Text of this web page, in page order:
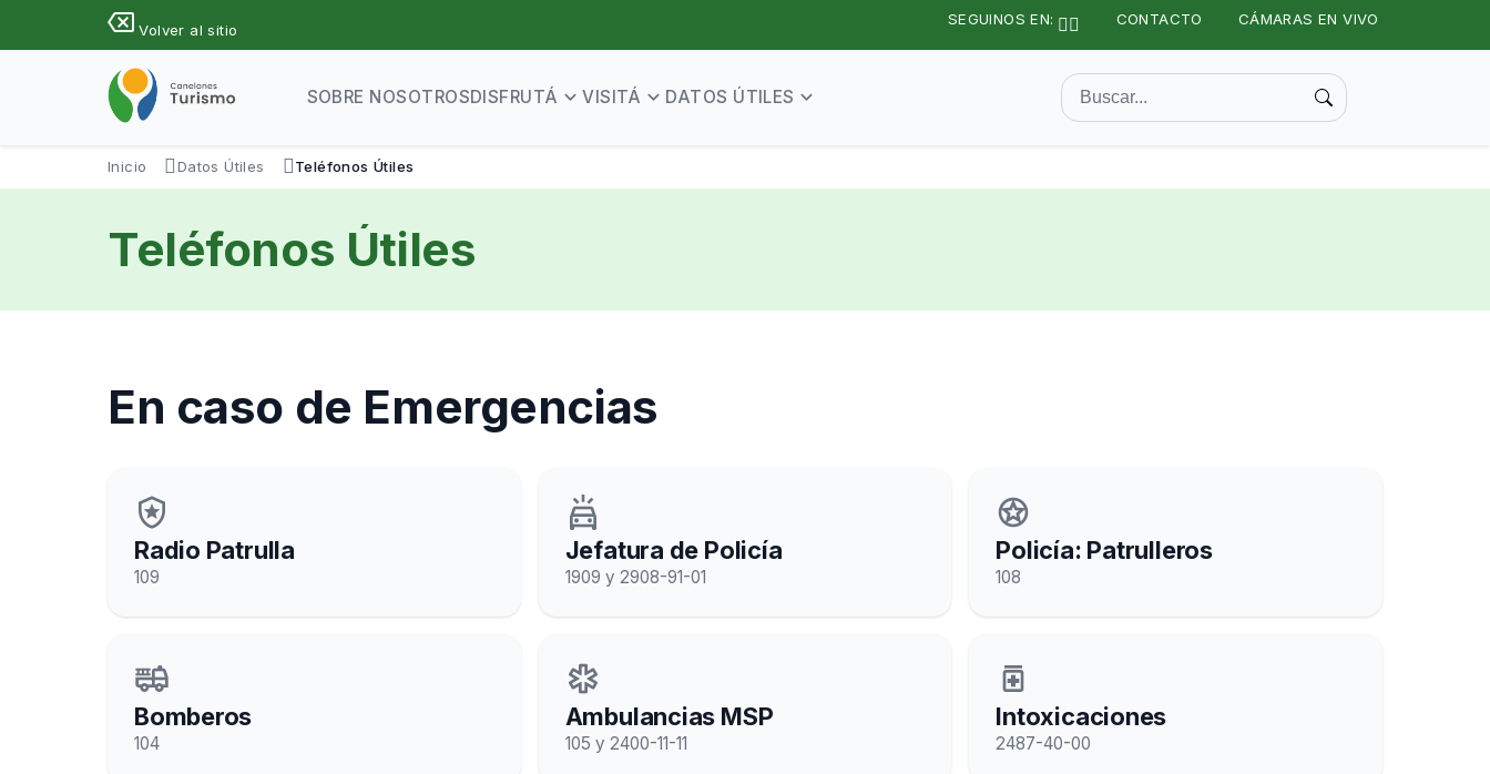
contenido
backspace Volver al sitio
SEGUINOS EN: CONTACTO CÁMARAS EN VIVO
SOBRE NOSOTROSDISFRUTÁ VISITÁ DATOS ÚTILES
Inicio Datos Útiles Teléfonos Útiles
Teléfonos Útiles
En caso de Emergencias
local_police
Radio Patrulla
109
minor_crash
Jefatura de Policía
1909 y 2908-91-01
stars
Policía: Patrulleros
108
fire_truck
Bomberos
104
emergency
Ambulancias MSP
105 y 2400-11-11
medication
Intoxicaciones
2487-40-00